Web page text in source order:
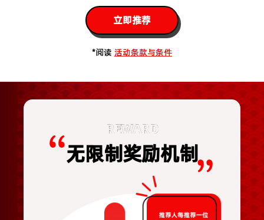
立即推荐
*阅读 活动条款与条件
REWARD
无限制奖励机制